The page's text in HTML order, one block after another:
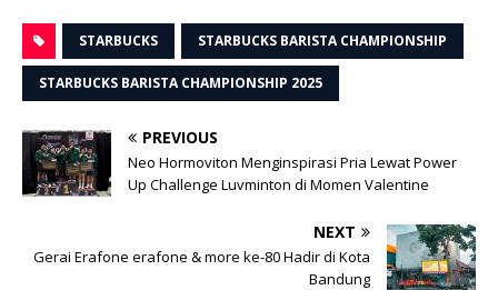
STARBUCKS STARBUCKS BARISTA CHAMPIONSHIP
STARBUCKS BARISTA CHAMPIONSHIP 2025
PREVIOUS
Neo Hormoviton Menginspirasi Pria Lewat Power
Up Challenge Luvminton di Momen Valentine
NEXT
Gerai Erafone erafone & more ke-80 Hadir di Kota
Bandung